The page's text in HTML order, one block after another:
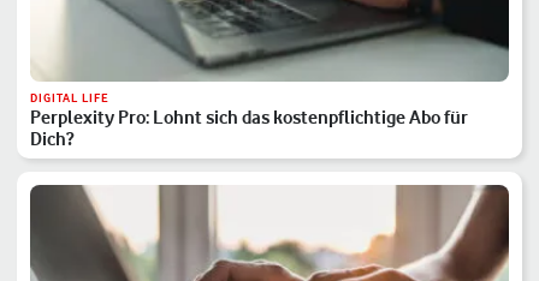
DIGITAL LIFE
Perplexity Pro: Lohnt sich das kostenpflichtige Abo für
Dich?